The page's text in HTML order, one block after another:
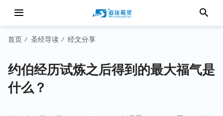
首页 / 圣经导读 / 经文分享
约伯经历试炼之后得到的最大福气是
什么？